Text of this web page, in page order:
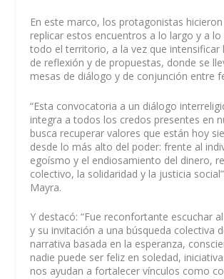
En este marco, los protagonistas
replicar estos encuentros a lo largo y a lo
todo el territorio, a la vez que intensificar
de reflexión y de propuestas, donde se
mesas de diálogo y de conjunción entre
“Esta convocatoria a un diálogo
integra a todos los credos presentes en
busca recuperar valores que están hoy
desde lo más alto del poder: frente al
egoísmo y el endiosamiento del dinero,
colectivo, la solidaridad y la justicia
Mayra.
Y destacó: “Fue reconfortante escuchar
y su invitación a una búsqueda colectiva
narrativa basada en la esperanza,
nadie puede ser feliz en soledad,
nos ayudan a fortalecer vínculos como